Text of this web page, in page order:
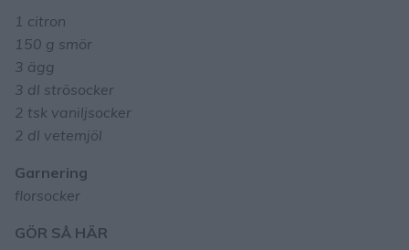
1 citron
150 g smör
3 ägg
3 dl strösocker
2 tsk vaniljsocker
2 dl vetemjöl
Garnering
florsocker
GÖR SÅ HÄR